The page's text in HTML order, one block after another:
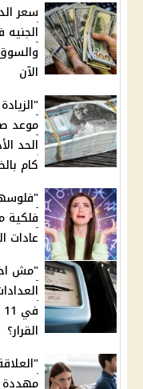
الآن
الحد
كام
عادات
"مش
القرار؟